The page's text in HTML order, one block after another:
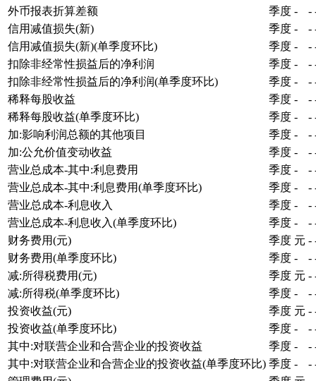
外币报表折算差额
季度 - -
信用减值损失(新)
季度 - -
信用减值损失(新)(单季度环比)
季度 - -
扣除非经常性损益后的净利润
季度 - -
扣除非经常性损益后的净利润(单季度环比)
季度 - -
稀释每股收益
季度 - -
稀释每股收益(单季度环比)
季度 - -
加:影响利润总额的其他项目
季度 - -
加:公允价值变动收益
季度 - -
营业总成本-其中:利息费用
季度 - -
营业总成本-其中:利息费用(单季度环比)
季度 - -
营业总成本-利息收入
季度 - -
营业总成本-利息收入(单季度环比)
季度 - -
财务费用(元)
季度 元 -
财务费用(单季度环比)
季度 - -
减:所得税费用(元)
季度 元 -
减:所得税(单季度环比)
季度 - -
投资收益(元)
季度 元 -
投资收益(单季度环比)
季度 - -
其中:对联营企业和合营企业的投资收益
季度 - -
其中:对联营企业和合营企业的投资收益(单季度环比) 季度 - -